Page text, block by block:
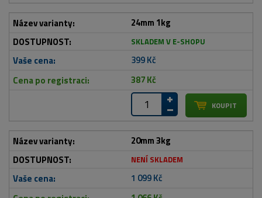
24mm 1kg
SKLADEM V E-SHOPU
399 Kč
387 Kč
20mm 3kg
NENÍ SKLADEM
1 099 Kč